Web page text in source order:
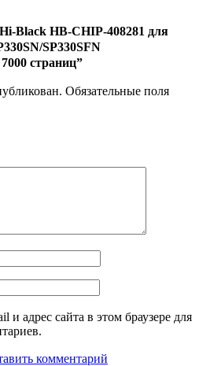
Black HB-CHIP-408281 для
SP330SFN
страниц”
Обязательные поля
и адрес сайта в этом браузере для
комментарий